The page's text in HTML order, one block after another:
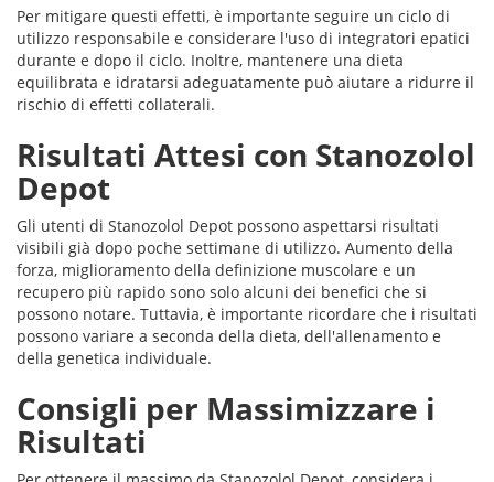
Per mitigare questi effetti, è importante seguire un ciclo di
utilizzo responsabile e considerare l'uso di integratori epatici
durante e dopo il ciclo. Inoltre, mantenere una dieta
equilibrata e idratarsi adeguatamente può aiutare a ridurre il
rischio di effetti collaterali.
Risultati Attesi con Stanozolol
Depot
Gli utenti di Stanozolol Depot possono aspettarsi risultati
visibili già dopo poche settimane di utilizzo. Aumento della
forza, miglioramento della definizione muscolare e un
recupero più rapido sono solo alcuni dei benefici che si
possono notare. Tuttavia, è importante ricordare che i risultati
possono variare a seconda della dieta, dell'allenamento e
della genetica individuale.
Consigli per Massimizzare i
Risultati